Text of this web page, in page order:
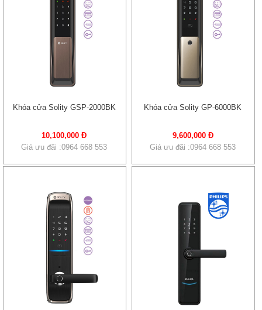
Khóa cửa Solity GSP-2000BK
10,100,000 Đ
Giá ưu đãi :0964 668 553
Khóa cửa Solity GP-6000BK
9,600,000 Đ
Giá ưu đãi :0964 668 553